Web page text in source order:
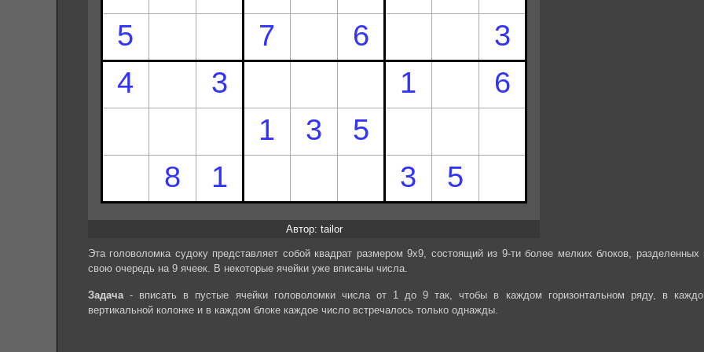
Автор: tailor
Эта головоломка судоку представляет собой квадрат размером 9х9, состоящий из 9-ти более мелких блоков, разделенных
свою очередь на 9 ячеек. В некоторые ячейки уже вписаны числа.
Задача- вписать в пустые ячейки головоломки числа от 1 до 9 так, чтобы в каждом горизонтальном ряду, в
вертикальной колонке и в каждом блоке каждое число встречалось только однажды.